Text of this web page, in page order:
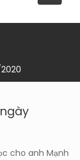
cho anh Mạnh